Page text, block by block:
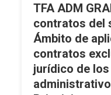
TFA ADM
contratos del
Ámbito de
contratos
jurídico de